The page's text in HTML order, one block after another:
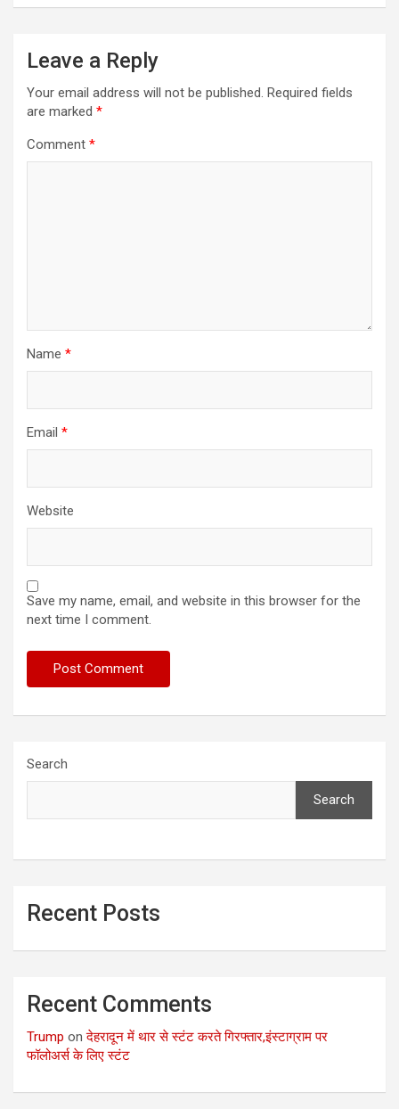
Leave a Reply
Your email address will not be published. Required fields
are marked *
Comment *
Name *
Email *
Website
Save my name, email, and website in this browser for the
next time I comment.
Search
Search
Recent Posts
Recent Comments
Trump onदेहरादून में थार से स्टंट करते गिरफ्तार,इंस्टाग्राम पर
फॉलोअर्स के लिए स्टंट